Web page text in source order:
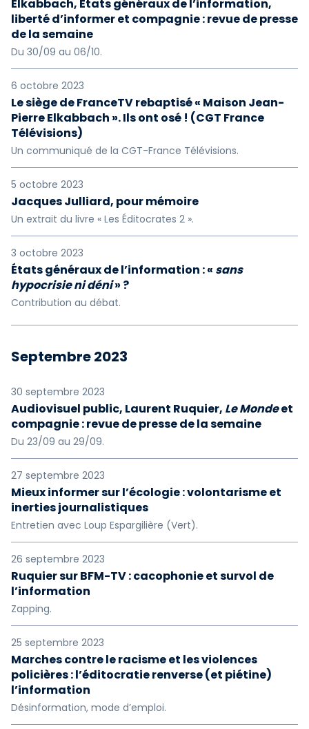
Elkabbach, États généraux de l’information,
liberté d’informer et compagnie : revue de presse
de la semaine
Du 30/09 au 06/10.
6 octobre 2023
Le siège de FranceTV rebaptisé « Maison Jean-
Pierre Elkabbach ». Ils ont osé ! (CGT France
Télévisions)
Un communiqué de la CGT-France Télévisions.
5 octobre 2023
Jacques Julliard, pour mémoire
Un extrait du livre « Les Éditocrates 2 ».
3 octobre 2023
États généraux de l’information : « sans
hypocrisie ni déni» ?
Contribution au débat.
Septembre 2023
30 septembre 2023
Audiovisuel public, Laurent Ruquier, Le Mondeet
compagnie : revue de presse de la semaine
Du 23/09 au 29/09.
27 septembre 2023
Mieux informer sur l’écologie : volontarisme et
inerties journalistiques
Entretien avec Loup Espargilière (Vert).
26 septembre 2023
Ruquier sur BFM-TV : cacophonie et survol de
l’information
Zapping.
25 septembre 2023
Marches contre le racisme et les violences
policières : l’éditocratie renverse (et piétine)
l’information
Désinformation, mode d’emploi.